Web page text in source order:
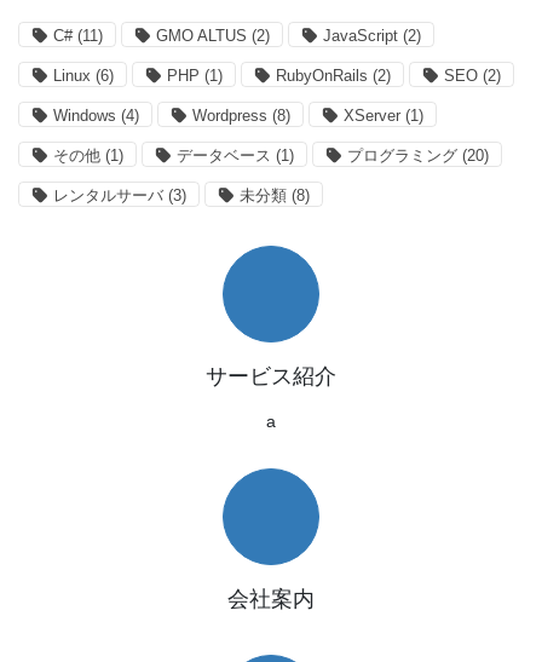
C#(11) GMO ALTUS (2) JavaScript (2)
Linux (6) PHP (1) RubyOnRails (2) SEO (2)
Windows (4) Wordpress (8) XServer (1)
その他 (1) データベース (1) プログラミング (20)
レンタルサーバ (3) 未分類 (8)
サービス紹介
a
会社案内